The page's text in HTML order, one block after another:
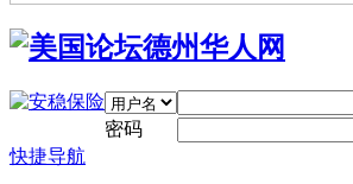
密码
快捷导航